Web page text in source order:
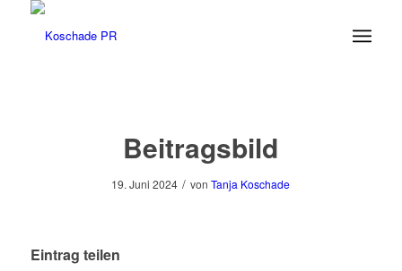
Beitragsbild
19. Juni 2024 / vonTanja Koschade
Eintrag teilen